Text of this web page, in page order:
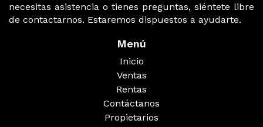
necesitas asistencia o tienes preguntas, siéntete libre
de contactarnos. Estaremos dispuestos a ayudarte.
Menú
Inicio
Ventas
Rentas
Contáctanos
Propietarios